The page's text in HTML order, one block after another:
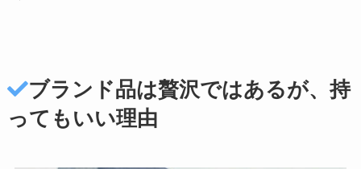
ブランド品は贅沢ではあるが、持
ってもいい理由